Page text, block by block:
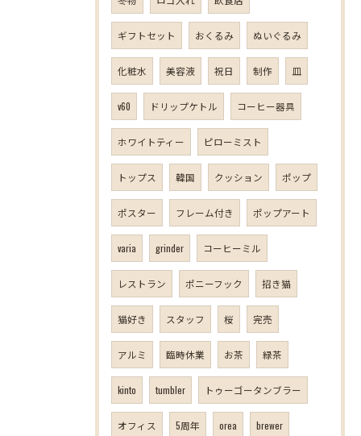
ギフトセット おくるみ ぬいぐるみ
化粧水 美容液 祝日 制作 皿
v60 ドリップケトル コーヒー器具
ホワイトティー ピローミスト
トップス 韓国 クッション ポップ
ポスター フレーム付き ポップアート
varia grinder コーヒーミル
レストラン ポニーフック 招き猫
猫好き スタッフ 桜 完売
アルミ 臨時休業 お茶 緑茶
kinto tumbler トゥーゴータンブラー
オフィス 5周年 orea brewer